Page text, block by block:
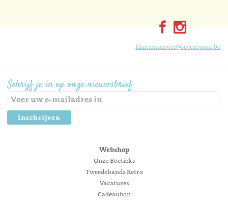
Schrijf je in op onze nieuwsbrief
Inschrijven
klantenservice@seventyone.be
Webshop
Onze Boetieks
Tweedehands Retro
Vacatures
Cadeaubon